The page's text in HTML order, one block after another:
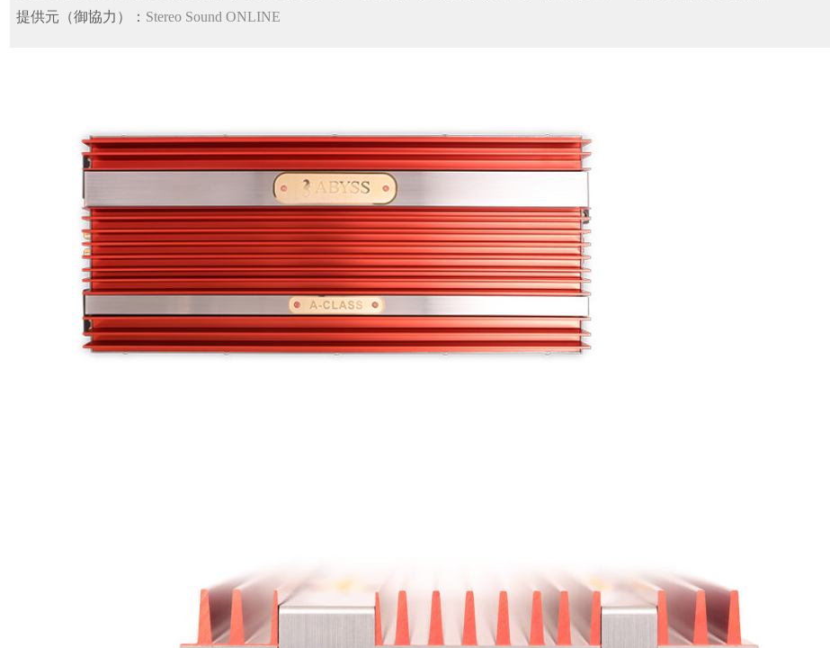
提供元（御協力）： Stereo Sound ONLINE